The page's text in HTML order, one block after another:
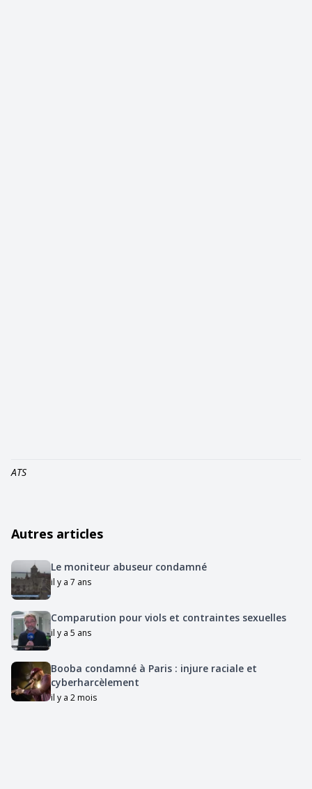
ATS
Autres articles
Le moniteur abuseur condamné
il y a 7 ans
Comparution pour viols et contraintes sexuelles
il y a 5 ans
Booba condamné à Paris : injure raciale et
cyberharcèlement
il y a 2 mois